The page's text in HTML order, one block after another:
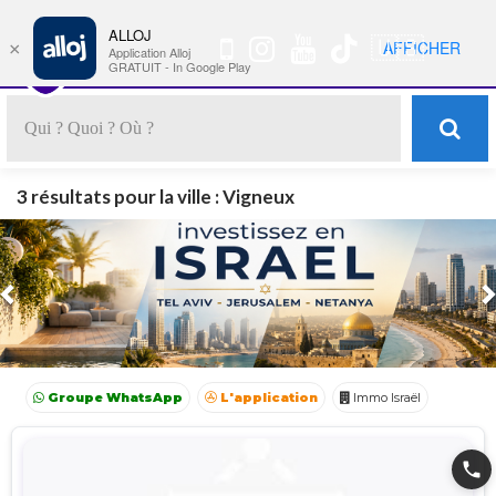
🇺🇸 Nav
3 résultats pour la ville : Vigneux
Previous
Groupe WhatsApp L'application Immo Israël
phone
×
ALLOJ
Application Alloj
GRATUIT - In Google Play
AFFICHER